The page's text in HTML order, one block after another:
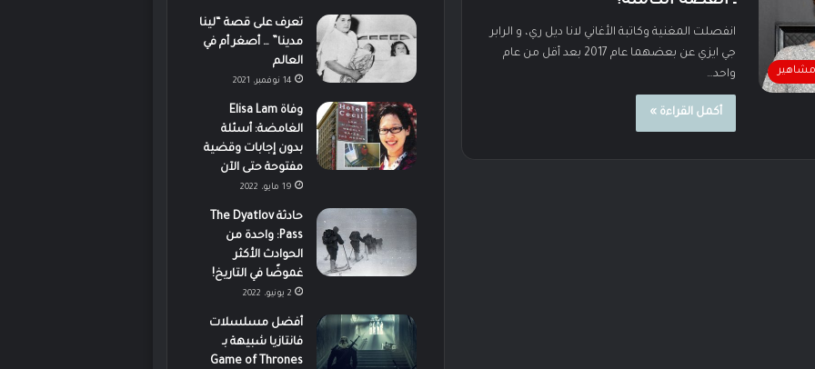
مشاهير
انفصلت المغنية وكاتبة الأغاني لانا ديل ري، و الرابر
جي ايزي عن بعضهما عام 2017 بعد أقل من عام
واحد…
أكمل القراءة »
تعرف على قصة “لينا
مدينا” … أصغر أم في
العالم
14 نوفمبر، 2021
وفاة Elisa Lam
الغامضة: أسئلة
بدون إجابات وقضية
مفتوحة حتى الآن
19 مايو، 2022
حادثة The Dyatlov
Pass: واحدة من
الحوادث الأكثر
غموضًا في التاريخ!
2 يونيو، 2022
أفضل مسلسلات
فانتازيا شبيهة بـ
Game of Thrones